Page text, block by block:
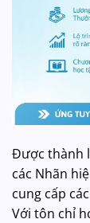
Được thành
các Nhãn
cung cấp
Với tôn chỉ